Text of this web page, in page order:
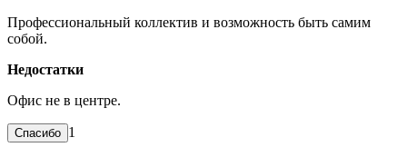
Профессиональный коллектив и возможность быть самим
собой.
Недостатки
Офис не в центре.
1